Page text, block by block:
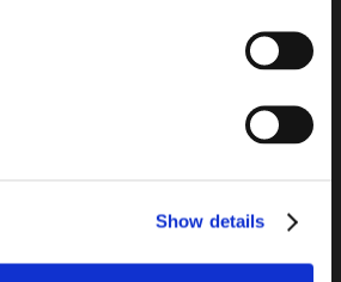
Show details
dans les plus petites espaces,
afin de créer plus d’intimité, sans